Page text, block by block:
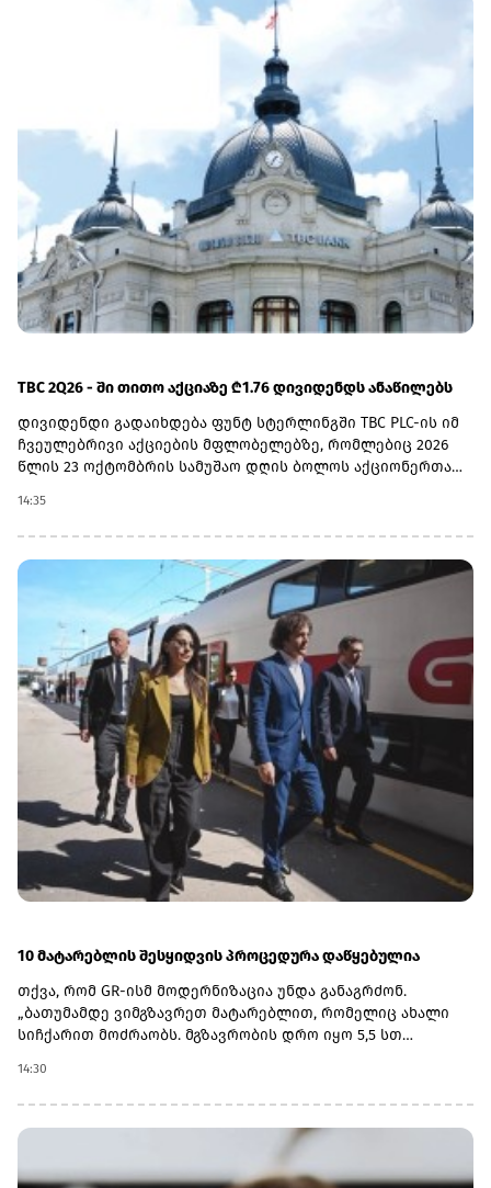
TBC 2Q26 - ში თითო აქციაზე ₾1.76 დივიდენდს ანაწილებს
დივიდენდი გადაიხდება ფუნტ სტერლინგში TBC PLC-ის იმ
ჩვეულებრივი აქციების მფლობელებზე, რომლებიც 2026
წლის 23 ოქტომბრის სამუშაო დღის ბოლოს აქციონერთა
ოქტომბერი, ვალუტის კონვერტაციის თარიღად 6
ნოემბერი, ხოლო უშუალოდ გადახდის თარიღად კი 20
ნოემბერი დასახელდა.2026 წლის მეორე კვარტლის
დივიდენდის ფუნტ სტერლინგში გადასახდელად
გამოსაყენებელი ლარი/ფუნტი სტერლინგის გაცვლითი
კურსი სებ-ის მიერ გამოქვეყნებული ოფიციალური
გაცვლითი კურსის 5 დღიანი საშუალო მაჩვენებლით
განისაზღვრება, რომელიც მოიცავს 2026 წლის 2
ნოემბრიდან 6 ნოემბრის ჩათვლით პერიოდს.
14:35
10 მატარებლის შესყიდვის პროცედურა დაწყებულია
თქვა, რომ GR-ისმ მოდერნიზაცია უნდა განაგრძონ.
„ბათუმამდე ვიმგზავრეთ მატარებლით, რომელიც ახალი
სიჩქარით მოძრაობს. მგზავრობის დრო იყო 5,5 სთ
არის დაგეგმილი, რაზეც საზოგადოებას პერიოდულად
ვაწვდიდით ინფორმაციას. ყველა რეფორმა სათანადო
ვადებში განხორციელდება“, - განაცხადა ირაკლი
კობახიძემ.მთავრობის ადმინისტრაციის ინფორმაციით,
14:30